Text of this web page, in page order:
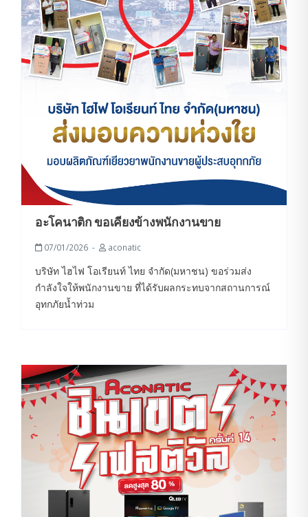
อะโคนาติก ขอเคียงข้างพนักงานขาย
07/01/2026 aconatic
บริษัท ไฮไฟ โอเรียนท์ ไทย จำกัด(มหาชน) ขอร่วมส่ง
กำลังใจให้พนักงานขาย ที่ได้รับผลกระทบจากสถานการณ์
อุทกภัยน้ำท่วม